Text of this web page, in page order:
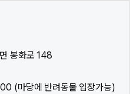
봉화로 148
(마당에 반려동물 입장가능)